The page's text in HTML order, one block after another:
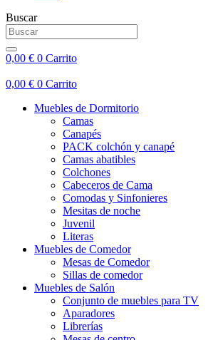
Buscar
0,00 € 0 Carrito
0,00 € 0 Carrito
Muebles de Dormitorio
Camas
Canapés
PACK colchón y canapé
Camas abatibles
Colchones
Cabeceros de Cama
Comodas y Sinfonieres
Mesitas de noche
Juvenil
Literas
Muebles de Comedor
Mesas de Comedor
Sillas de comedor
Muebles de Salón
Conjunto de muebles para TV
Aparadores
Librerías